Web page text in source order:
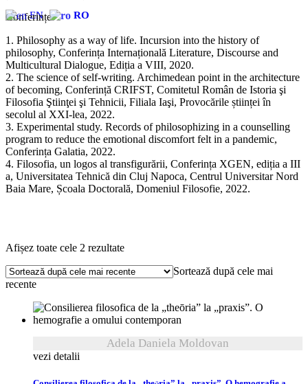
EN RO
Conferințe
1. Philosophy as a way of life. Incursion into the history of
philosophy, Conferința Internațională Literature, Discourse and
Multicultural Dialogue, Ediția a VIII, 2020.
2. The science of self-writing. Archimedean point in the architecture
of becoming, Conferință CRIFST, Comitetul Român de Istoria şi
Filosofia Ştiinţei şi Tehnicii, Filiala Iaşi, Provocările științei în
secolul al XXI-lea, 2022.
3. Experimental study. Records of philosophizing in a counselling
program to reduce the emotional discomfort felt in a pandemic,
Conferința Galatia, 2022.
4. Filosofia, un logos al transfigurării, Conferința XGEN, ediția a III
a, Universitatea Tehnică din Cluj Napoca, Centrul Universitar Nord
Baia Mare, Școala Doctorală, Domeniul Filosofie, 2022.
Afișez toate cele 2 rezultateSortat
cele
Sortează după cele mai
recente
Adela Daniela Moldovan
vezi detalii